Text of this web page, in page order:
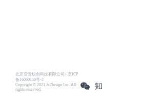
北京雪云锐创科技有限公司 | 京ICP
备16060150号-2
Copyright © 2021 Js.Design Inc. All
rights reserved.